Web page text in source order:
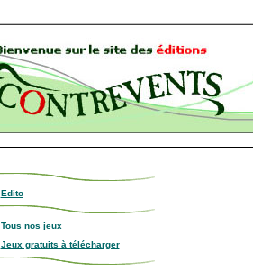
Edito
Tous nos jeux
Jeux gratuits à télécharger